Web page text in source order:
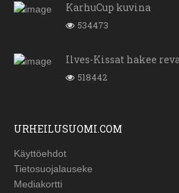
KarhuCup kuvina
534473
Ilves-Kissat hakee
518442
URHEILUSUOMI.COM
Käyttöehdot
Tietosuojalauseke
Mediakortti